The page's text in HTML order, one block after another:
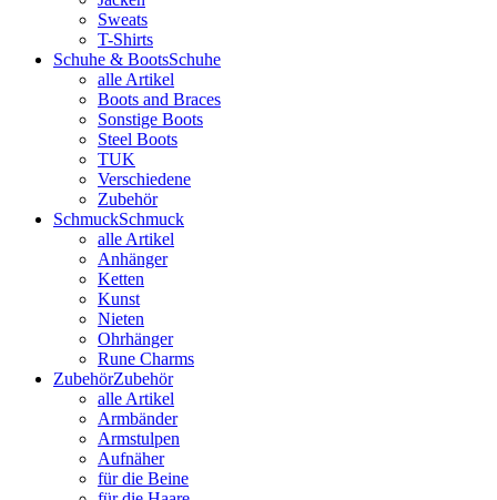
Sweats
T-Shirts
Schuhe & BootsSchuhe
alle Artikel
Boots and Braces
Sonstige Boots
Steel Boots
TUK
Verschiedene
Zubehör
SchmuckSchmuck
alle Artikel
Anhänger
Ketten
Kunst
Nieten
Ohrhänger
Rune Charms
ZubehörZubehör
alle Artikel
Armbänder
Armstulpen
Aufnäher
für die Beine